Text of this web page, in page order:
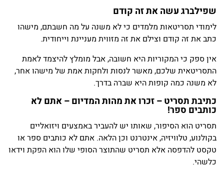
שפילברג עשה את זה קודם
לימודי תסריטאות מלמדים כי לא משנה על מה חשבתם, מישהו
כתב את זה קודם וצילם את זה מזווית מעניינת וייחודית.
אין ספק כי המקוריות היא חשובה, אבל מומלץ להיצמד לאמת
התסריטאית שלכם, מאשר לנסות ולחקות אמת של מישהו אחר,
לא משנה כמה קופות היא שברה בדרך.
כתיבת תסריט –זכרו את מהות המדיום – אתם לא
כותבים ספר!
תסריט הוא הסיפור, שאותו יש להעביר באמצעים ויזואליים
בקולנוע, טלוויזיה, אינטרנט וכן הלאה. אתם לא כותבים ספר או
טקסט להדפסה אלא תסריט שהתוצר הסופי שלו הוא הפקת וידאו
כלשהי.